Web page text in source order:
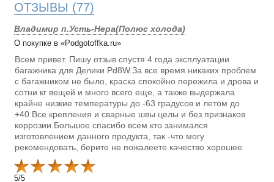
ОТЗЫВЫ (77)
Владимир п.Усть-Нера(Полюс холода)
О покупке в «Podgotoffka.ru»
Всем привет. Пишу отзыв спустя 4 года эксплуатации
багажника для Делики Pd8W.За все время никаких проблем
с багажником не было, краска спокойно пережила и дрова и
сотни кг вещей и много всего еще, а также выдержала
крайне низкие температуры до -63 градусов и летом до
+40.Все крепления и сварные швы целы и без признаков
коррозии.Большое спасибо всем кто занимался
изготовлением данного продукта, так -что могу
рекомендовать, берите не пожалеете качество хорошее.
5/5